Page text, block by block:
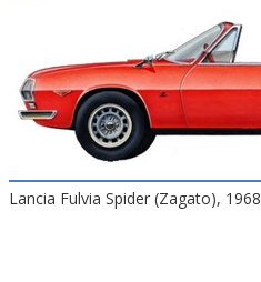
Lancia Fulvia Spider (Zagato), 1968